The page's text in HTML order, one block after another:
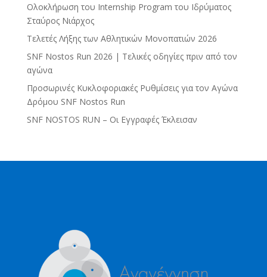
Ολοκλήρωση του Internship Program του Ιδρύματος
Σταύρος Νιάρχος
Τελετές Λήξης των Αθλητικών Μονοπατιών 2026
SNF Nostos Run 2026 | Τελικές οδηγίες πριν από τον
αγώνα
Προσωρινές Κυκλοφοριακές Ρυθμίσεις για τον Αγώνα
Δρόμου SNF Nostos Run
SNF NOSTOS RUN – Οι Εγγραφές Έκλεισαν